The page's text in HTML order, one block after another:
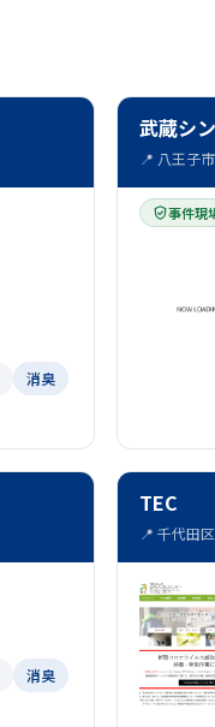
消臭
武蔵シ
📍 八王子市
事件現
消臭
TEC
📍 千代田